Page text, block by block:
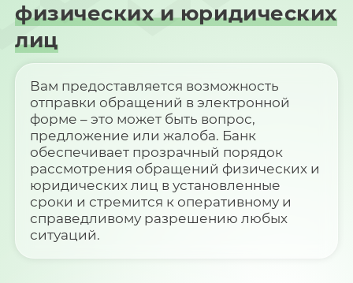
физических и юридических
лиц
Вам предоставляется возможность
отправки обращений в электронной
форме – это может быть вопрос,
предложение или жалоба. Банк
обеспечивает прозрачный порядок
рассмотрения обращений физических и
юридических лиц в установленные
сроки и стремится к оперативному и
справедливому разрешению любых
ситуаций.